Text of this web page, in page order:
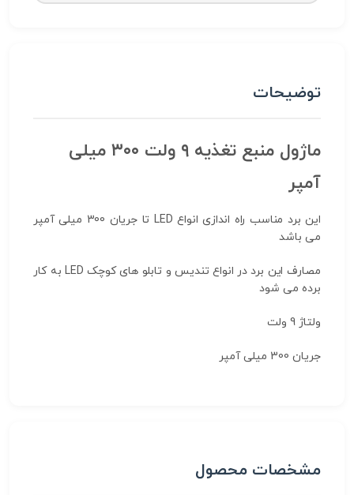
توضیحات
ماژول منبع تغذیه ۹ ولت ۳۰۰ میلی
آمپر
این برد مناسب راه اندازی انواع LED تا جریان 300 میلی آمپر
می باشد
مصارف این برد در انواع تندیس و تابلو های کوچک LED به کار
برده می شود
ولتاژ 9 ولت
جریان 300 میلی آمپر
مشخصات محصول